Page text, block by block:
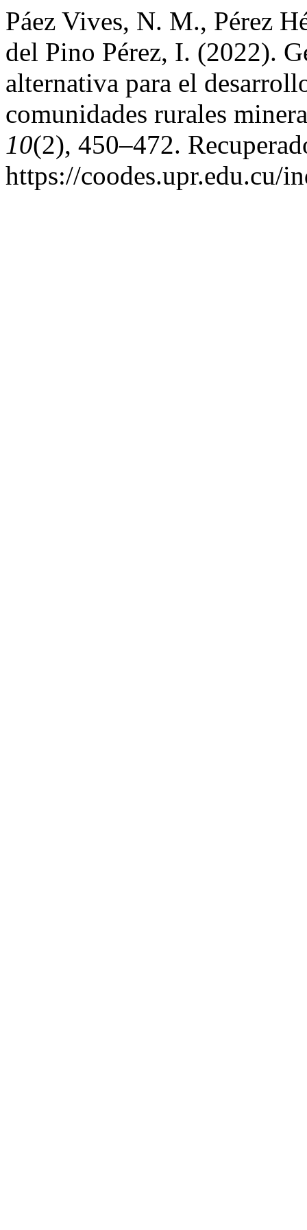
Páez Vives, N. M., Pérez
del Pino Pérez, I. (2022).
alternativa para el
comunidades rurales
10(2), 450–472.
https://coodes.upr.edu.cu/